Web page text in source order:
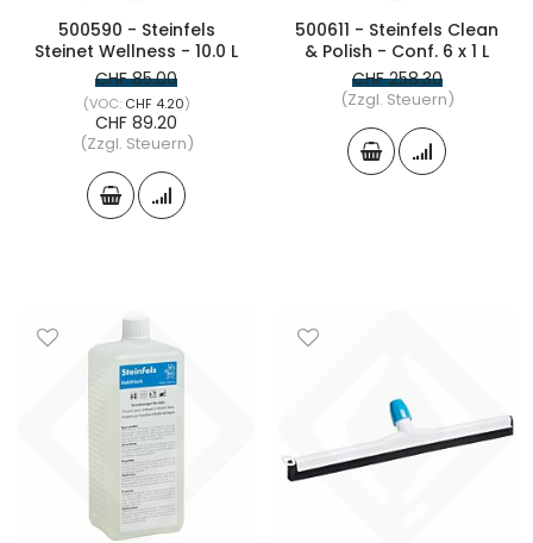
500590 - Steinfels
Steinet Wellness - 10.0 L
CHF 85.00
CHF 4.20
CHF 89.20
(Zzgl. Steuern)
500611 - Steinfels Clean
& Polish - Conf. 6 x 1 L
CHF 258.30
(Zzgl. Steuern)